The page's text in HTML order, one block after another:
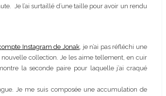
Je l’ai surtaillé d’une taille pour avoir un rendu
Instagram de Jonak, je n’ai pas réfléchi une
collection. Je les aime tellement, en cuir
la seconde paire pour laquelle j’ai craqué
Je me suis composée une accumulation de